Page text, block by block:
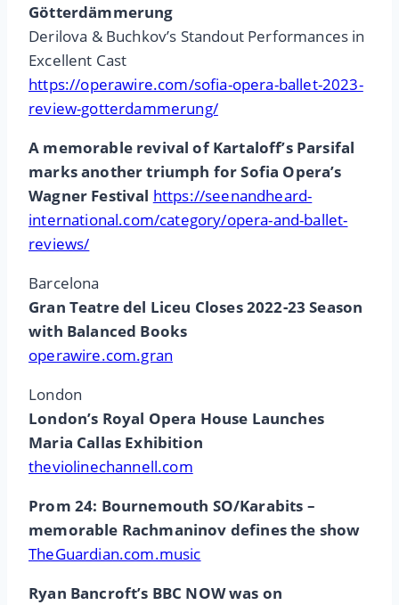
Götterdämmerung
Derilova & Buchkov’s Standout Performances in
Excellent Cast
https://operawire.com/sofia-opera-ballet-2023-
review-gotterdammerung/
A memorable revival of Kartaloff’s Parsifal
marks another triumph for Sofia Opera’s
Wagner Festival https://seenandheard-
international.com/category/opera-and-ballet-
reviews/
Barcelona
Gran Teatre del Liceu Closes 2022-23 Season
with Balanced Books
operawire.com.gran
London
London’s Royal Opera House Launches
Maria Callas Exhibition
theviolinechannell.com
Prom 24: Bournemouth SO/Karabits –
memorable Rachmaninov defines the show
TheGuardian.com.music
Ryan Bancroft’s BBC NOW was on